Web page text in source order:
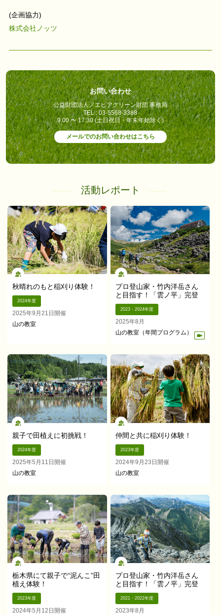
(企画協力)
株式会社ノッツ
お問い合わせ
公益財団法人ノエビアグリーン財団 事務局
TEL : 03-5568-3388
9:00 〜 17:30 (土日祝日・年末年始除く)
メールでのお問い合わせはこちら
活動レポート
秋晴れのもと稲刈り体験！
2024年度
2025年9月21日開催
山の教室
プロ登山家・竹内洋岳さん
と目指す！「雲ノ平」完登
2023・2024年度
2025年8月
山の教室（年間プログラム）
親子で田植えに初挑戦！
2024年度
2025年5月11日開催
山の教室
仲間と共に稲刈り体験！
2023年度
2024年9月23日開催
山の教室
栃木県にて親子で“泥んこ”田
植え体験！
2023年度
2024年5月12日開催
プロ登山家・竹内洋岳さん
と目指す！「雲ノ平」完登
2021・2022年度
2023年8月